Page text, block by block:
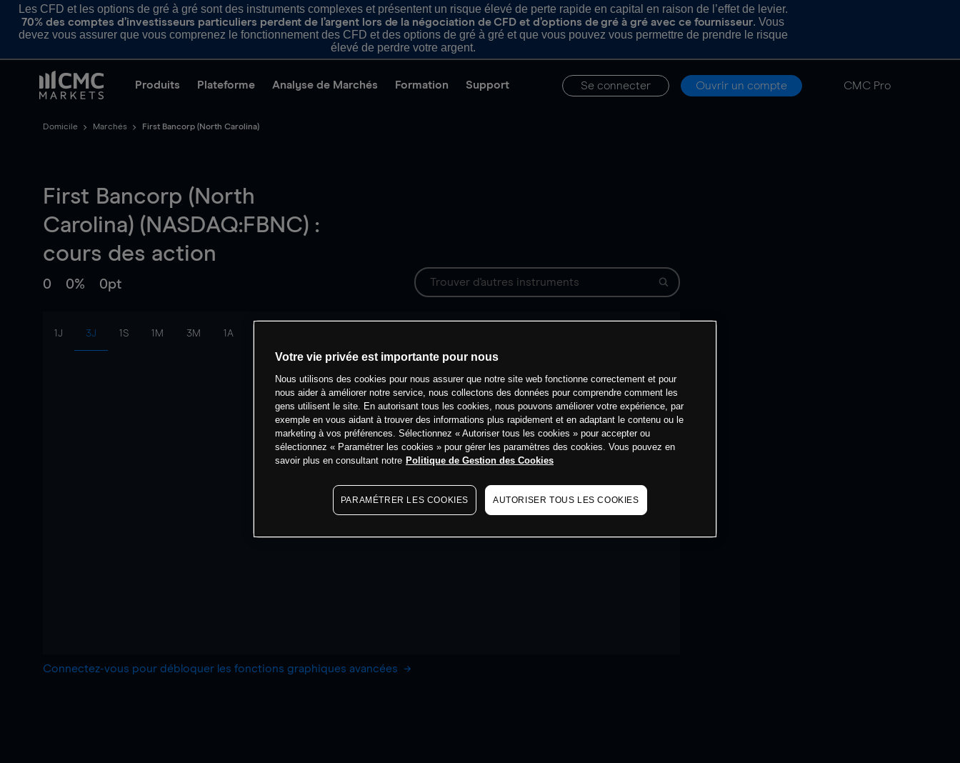
Les CFD et les options de gré à gré sont des instruments complexes et présentent un risque élevé de perte rapide en capital en raison de l’effet de levier.
70% des comptes d’investisseurs particuliers perdent de l’argent lors de la négociation de CFD et d’options de gré à gré avec ce fournisseur. Vous
devez vous assurer que vous comprenez le fonctionnement des CFD et des options de gré à gré et que vous pouvez vous permettre de prendre le risque
élevé de perdre votre argent.
Produits Plateforme Analyse de Marchés Formation Support Se connecter Ouvrir un compte CMC Pro
Domicile Marchés First Bancorp (North Carolina)
First Bancorp (North
Carolina) (NASDAQ:FBNC) :
cours des action
0 0% 0pt
1J 3J 1S 1M 3M 1A
Connectez-vous pour débloquer les fonctions graphiques avancées
Votre vie privée est importante pour nous
Nous utilisons des cookies pour nous assurer que notre site web fonctionne correctement et pour
nous aider à améliorer notre service, nous collectons des données pour comprendre comment les
gens utilisent le site. En autorisant tous les cookies, nous pouvons améliorer votre expérience, par
exemple en vous aidant à trouver des informations plus rapidement et en adaptant le contenu ou le
marketing à vos préférences. Sélectionnez « Autoriser tous les cookies » pour accepter ou
sélectionnez « Paramétrer les cookies » pour gérer les paramètres des cookies. Vous pouvez en
savoir plus en consultant notre Politique de Gestion des Cookies
PARAMÉTRER LES COOKIES AUTORISER TOUS LES COOKIES